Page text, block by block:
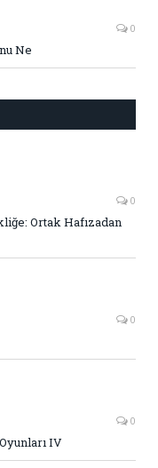
0
Ne
0
Ortak Hafızadan
0
0
IV